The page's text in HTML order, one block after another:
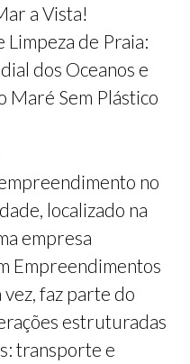
a Vista!
de Praia:
dos Oceanos e
Maré Sem Plástico
no
localizado na
empresa
Empreendimentos
faz parte do
estruturadas
transporte e